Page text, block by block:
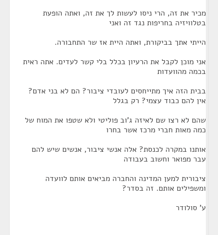
מכיר את זה, הרי ניסו לעשות לך את זה, ואתה הופעת
בטלוויזיה בחריפות נגד זה ואני
הייתי אתך בביקורת, ואתה היית אז שר התחבורה.
אני מוכן לקבל את הרעיון בכלל בלי קשר לעדים. אתה ראית
בכמה מהוועדות
בבית הזה איך מתייחסים לעובדי ציבור? הם לא בני אדם?
אין להם כבוד עצמי? רק בגלל
שהם לא רצו שם לאיזה ג'וב פוליטי ולא שטפו את המוח של
כמה מאות חברי מרכז אשר בחרו
אותנו במקרה לכנסת? אלה אנשי ציבור, אנשים שיש להם
עבר מפואר וחשוב בעבודה
ציבורית למען המדינה והחברה מביאים אותם לוועדה
ומשפילים אותם. זה בסדר?
ע' סולודר